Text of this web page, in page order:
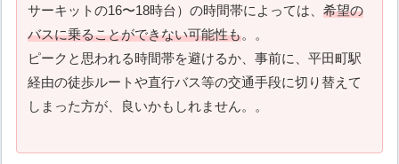
サーキットの16〜18時台）の時間帯によっては、希望の
バスに乗ることができない可能性も。。
ピークと思われる時間帯を避けるか、事前に、平田町駅
経由の徒歩ルートや直行バス等の交通手段に切り替えて
しまった方が、良いかもしれません。。